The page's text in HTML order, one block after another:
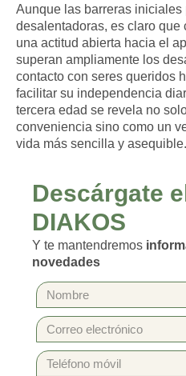
Aunque las barreras iniciales
desalentadoras, es claro que
una actitud abierta hacia el
superan ampliamente los
contacto con seres queridos
facilitar su independencia
tercera edad se revela no
conveniencia sino como un
vida más sencilla y asequible.
Descárgate
DIAKOS
Y te mantendremos
novedades